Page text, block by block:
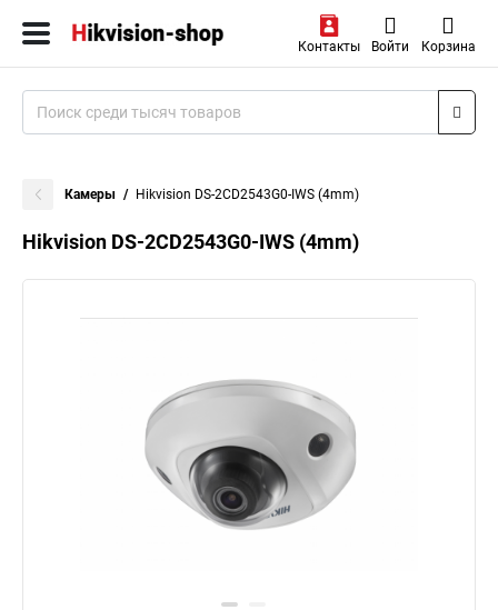
Контакты Войти Корзина
Камеры Hikvision DS-2CD2543G0-IWS (4mm)
Hikvision DS-2CD2543G0-IWS (4mm)